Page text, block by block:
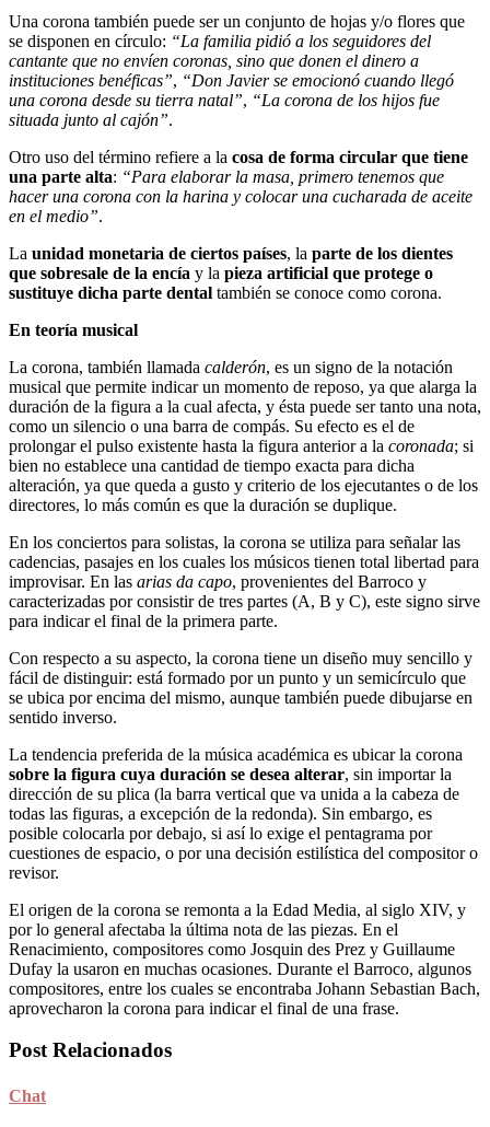
Una corona también puede ser un conjunto de hojas y/o flores que
se disponen en círculo: “La familia pidió a los seguidores del
cantante que no envíen coronas, sino que donen el dinero a
instituciones benéficas”, “Don Javier se emocionó cuando llegó
una corona desde su tierra natal”, “La corona de los hijos fue
situada junto al cajón”.
Otro uso del término refiere a la cosa de forma circular que tiene
una parte alta: “Para elaborar la masa, primero tenemos que
hacer una corona con la harina y colocar una cucharada de aceite
en el medio”.
La unidad monetaria de ciertos países, la parte de los dientes
que sobresale de la encía y la pieza artificial que protege o
sustituye dicha parte dental también se conoce como corona.
En teoría musical
La corona, también llamada calderón, es un signo de la notación
musical que permite indicar un momento de reposo, ya que alarga la
duración de la figura a la cual afecta, y ésta puede ser tanto una nota,
como un silencio o una barra de compás. Su efecto es el de
prolongar el pulso existente hasta la figura anterior a la coronada; si
bien no establece una cantidad de tiempo exacta para dicha
alteración, ya que queda a gusto y criterio de los ejecutantes o de los
directores, lo más común es que la duración se duplique.
En los conciertos para solistas, la corona se utiliza para señalar las
cadencias, pasajes en los cuales los músicos tienen total libertad para
improvisar. En las arias da capo, provenientes del Barroco y
caracterizadas por consistir de tres partes (A, B y C), este signo sirve
para indicar el final de la primera parte.
Con respecto a su aspecto, la corona tiene un diseño muy sencillo y
fácil de distinguir: está formado por un punto y un semicírculo que
se ubica por encima del mismo, aunque también puede dibujarse en
sentido inverso.
La tendencia preferida de la música académica es ubicar la corona
sobre la figura cuya duración se desea alterar, sin importar la
dirección de su plica (la barra vertical que va unida a la cabeza de
todas las figuras, a excepción de la redonda). Sin embargo, es
posible colocarla por debajo, si así lo exige el pentagrama por
cuestiones de espacio, o por una decisión estilística del compositor o
revisor.
El origen de la corona se remonta a la Edad Media, al siglo XIV, y
por lo general afectaba la última nota de las piezas. En el
Renacimiento, compositores como Josquin des Prez y Guillaume
Dufay la usaron en muchas ocasiones. Durante el Barroco, algunos
compositores, entre los cuales se encontraba Johann Sebastian Bach,
aprovecharon la corona para indicar el final de una frase.
Post Relacionados
Chat